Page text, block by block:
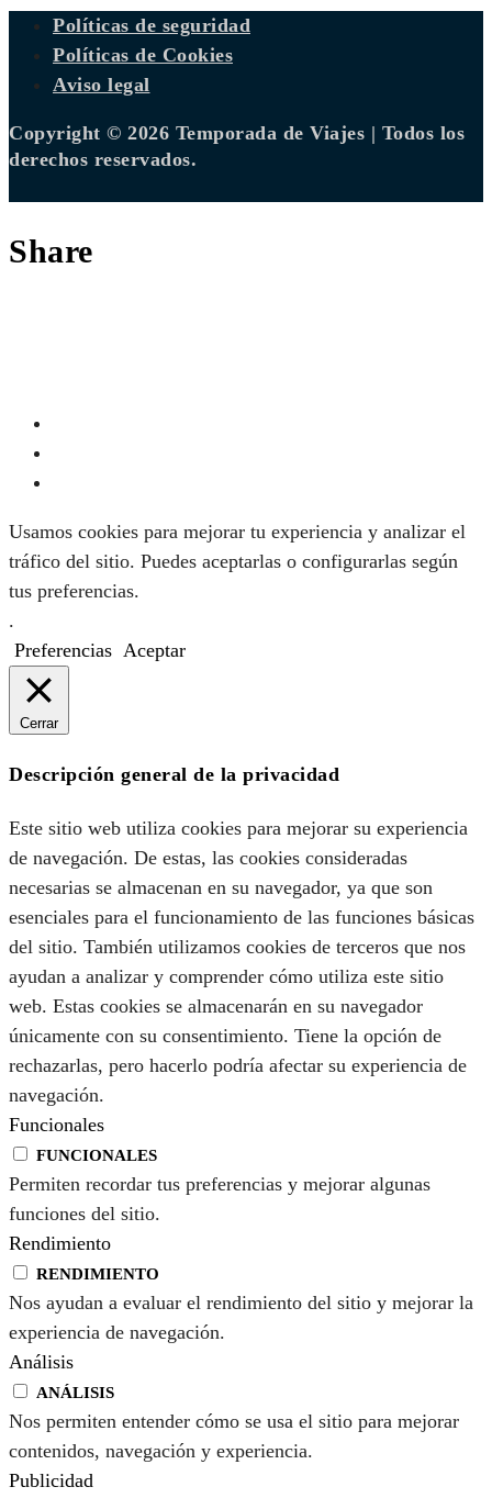
Políticas de seguridad
Políticas de Cookies
Aviso legal
Copyright © 2026 Temporada de Viajes | Todos los
derechos reservados.
Share
Usamos cookies para mejorar tu experiencia y analizar el
tráfico del sitio. Puedes aceptarlas o configurarlas según
tus preferencias.
.
Preferencias Aceptar
Cerrar
Descripción general de la privacidad
Este sitio web utiliza cookies para mejorar su experiencia
de navegación. De estas, las cookies consideradas
necesarias se almacenan en su navegador, ya que son
esenciales para el funcionamiento de las funciones básicas
del sitio. También utilizamos cookies de terceros que nos
ayudan a analizar y comprender cómo utiliza este sitio
web. Estas cookies se almacenarán en su navegador
únicamente con su consentimiento. Tiene la opción de
rechazarlas, pero hacerlo podría afectar su experiencia de
navegación.
Funcionales
FUNCIONALES
Permiten recordar tus preferencias y mejorar algunas
funciones del sitio.
Rendimiento
RENDIMIENTO
Nos ayudan a evaluar el rendimiento del sitio y mejorar la
experiencia de navegación.
Análisis
ANÁLISIS
Nos permiten entender cómo se usa el sitio para mejorar
contenidos, navegación y experiencia.
Publicidad